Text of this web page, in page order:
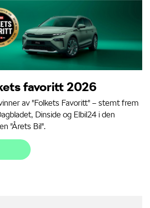
favoritt 2026
av "Folkets Favoritt" – stemt frem
Dinside og Elbil24 i den
"Årets Bil".